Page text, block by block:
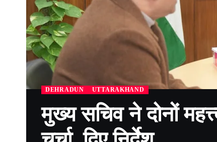
DEHRADUN UTTARAKHAND
मुख्य सचिव ने दोनों